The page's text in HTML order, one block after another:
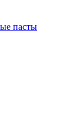
пасты